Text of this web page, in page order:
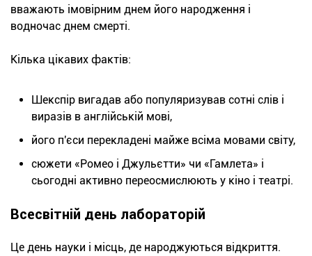
вважають імовірним днем його народження і
водночас днем смерті.
Кілька цікавих фактів:
Шекспір вигадав або популяризував сотні слів і
виразів в англійській мові,
його п'єси перекладені майже всіма мовами світу,
сюжети «Ромео і Джульєтти» чи «Гамлета» і
сьогодні активно переосмислюють у кіно і театрі.
Всесвітній день лабораторій
Це день науки і місць, де народжуються відкриття.